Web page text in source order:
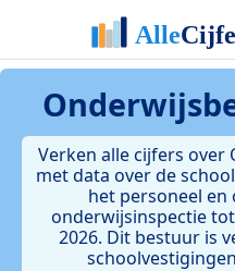
Verken alle cijfers over
met data over de
het personeel en
onderwijsinspectie
2026. Dit bestuur is